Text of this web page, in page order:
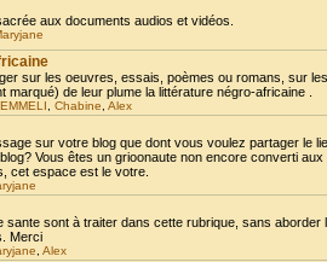
aux documents audios et vidéos.
sur les oeuvres, essais, poèmes ou romans, sur
marqué) de leur plume la littérature négro-africaine .
Chabine Alex
sur votre blog que dont vous voulez partager le
Vous êtes un grioonaute non encore converti
cet espace est le votre.
sante sont à traiter dans cette rubrique, sans
Merci
Alex